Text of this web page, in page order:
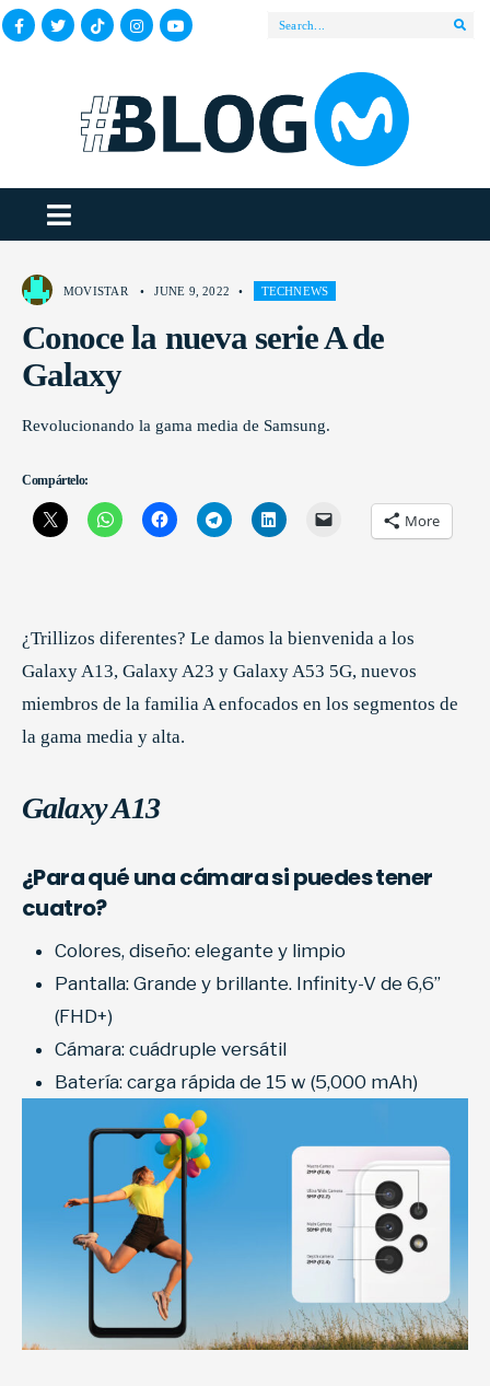
MOVISTAR • JUNE 9, 2022 • TECHNEWS
Conoce la nueva serie A de
Galaxy
Revolucionando la gama media de Samsung.
Compártelo:
More
¿Trillizos diferentes? Le damos la bienvenida a los
Galaxy A13, Galaxy A23 y Galaxy A53 5G, nuevos
miembros de la familia A enfocados en los segmentos de
la gama media y alta.
Galaxy A13
¿Para qué una cámara si puedes tener
cuatro?
Colores, diseño: elegante y limpio
Pantalla: Grande y brillante. Infinity-V de 6,6”
(FHD+)
Cámara: cuádruple versátil
Batería: carga rápida de 15 w (5,000 mAh)